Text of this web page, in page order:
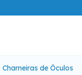
Charneiras de Óculos